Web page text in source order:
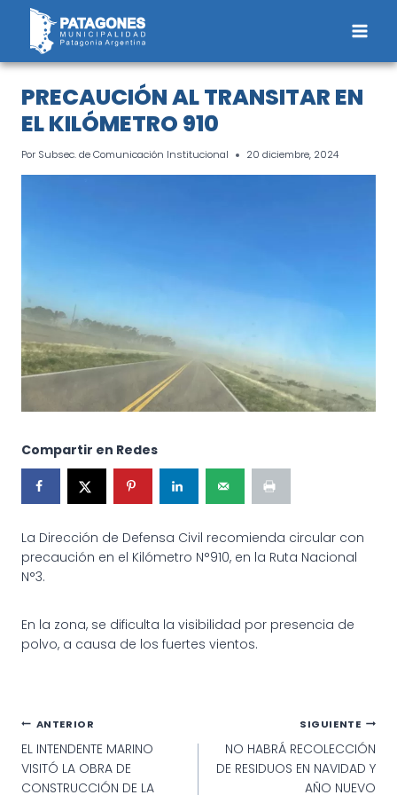
Saltar
contenido
PRECAUCIÓN AL TRANSITAR EN
EL KILÓMETRO 910
Por Subsec. de Comunicación Institucional 20 diciembre, 2024
Compartir en Redes
La Dirección de Defensa Civil recomienda circular con
precaución en el Kilómetro N°910, en la Ruta Nacional
N°3.
En la zona, se dificulta la visibilidad por presencia de
polvo, a causa de los fuertes vientos.
Navegación
de
ANTERIOR
EL INTENDENTE MARINO
VISITÓ LA OBRA DE
CONSTRUCCIÓN DE LA
SIGUIENTE
NO HABRÁ RECOLECCIÓN
DE RESIDUOS EN NAVIDAD Y
AÑO NUEVO